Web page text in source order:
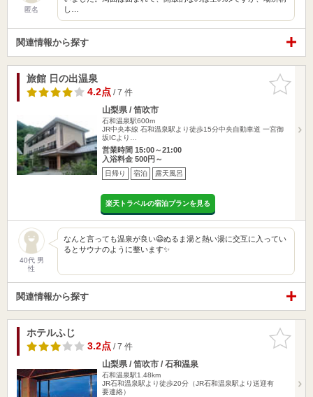
匿名
し…
関連情報から探す
お気に入
りに追加
旅館 日の出温泉
4.2点/ 7 件
山梨県 / 笛吹市
石和温泉駅600m
JR中央本線 石和温泉駅より徒歩15分中央自動車道 一宮御
坂ICより…
営業時間 15:00～21:00
入浴料金 500円～
日帰り 宿泊 露天風呂
楽天トラベルの宿泊プランを見る
40代 男
性
なんと言っても温泉が良い😄ぬるま湯と熱い湯に交互に入ってい
るとサウナのように整います✨
関連情報から探す
お気に入
りに追加
ホテルふじ
3.2点/ 7 件
山梨県 / 笛吹市 / 石和温泉
石和温泉駅1.48km
JR石和温泉駅より徒歩20分（JR石和温泉駅より送迎有
要連絡）